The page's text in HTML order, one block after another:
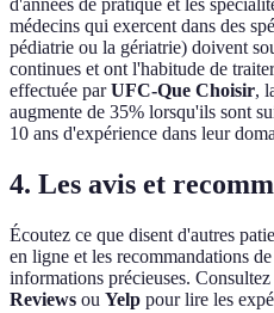
d'années de pratique et les
médecins qui exercent dans des
pédiatrie ou la gériatrie) doivent
continues et ont l'habitude de
effectuée parUFC-Que Choisir,
augmente de 35% lorsqu'ils sont
10 ans d'expérience dans leur
4. Les avis et
Écoutez ce que disent d'autres
en ligne et les recommandations
informations précieuses.
Reviews ou Yelp pour lire les